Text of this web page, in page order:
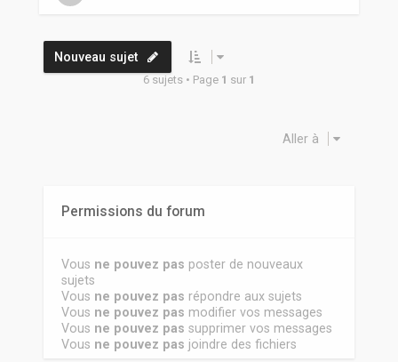
Nouveau sujet
6 sujets • Page 1 sur 1
Aller à
Permissions du forum
Vous ne pouvez pas poster de nouveaux
sujets
Vous ne pouvez pas répondre aux sujets
Vous ne pouvez pas modifier vos messages
Vous ne pouvez pas supprimer vos messages
Vous ne pouvez pas joindre des fichiers